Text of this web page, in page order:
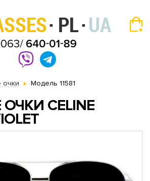
очки Модель 11581
CELINE